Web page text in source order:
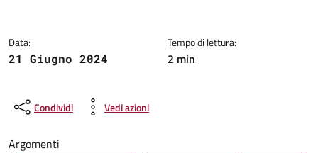
Data:
21 Giugno 2024
Tempo di lettura:
2 min
Condividi Vedi azioni
Argomenti